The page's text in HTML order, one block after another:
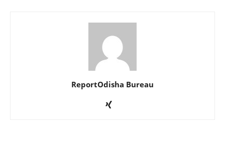
ReportOdisha Bureau